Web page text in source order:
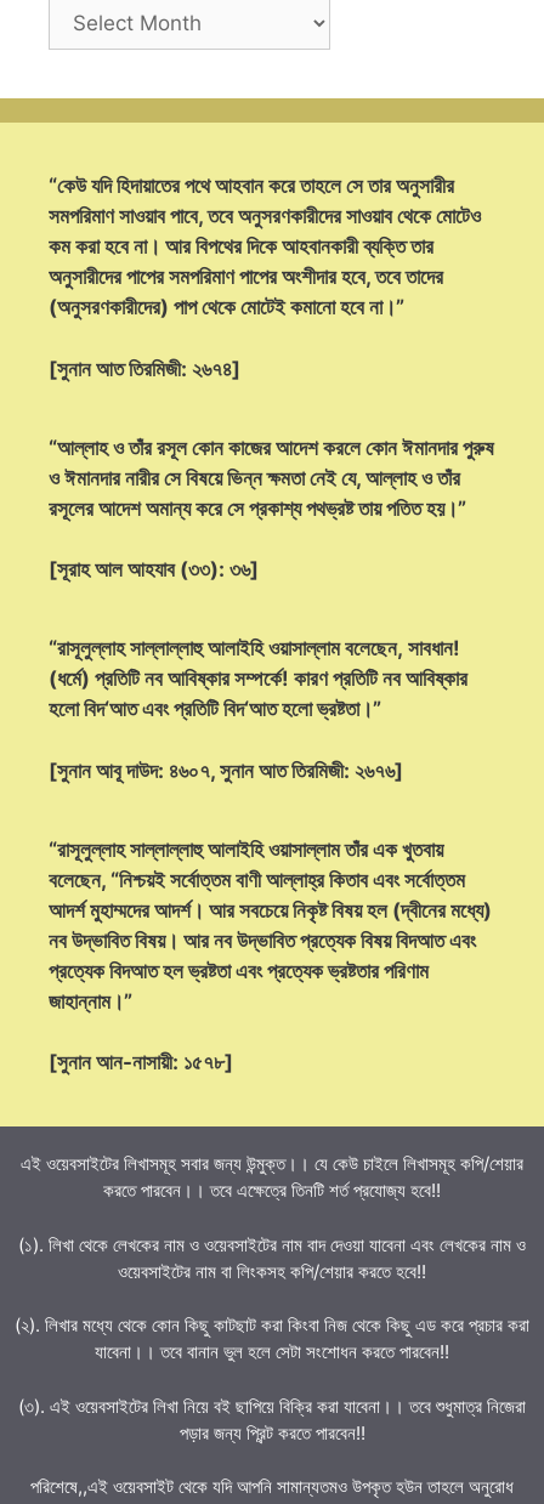
Archives
“কেউ যদি হিদায়াতের পথে আহবান করে তাহলে সে তার অনুসারীর
সমপরিমাণ সাওয়াব পাবে, তবে অনুসরণকারীদের সাওয়াব থেকে মোটেও
কম করা হবে না। আর বিপথের দিকে আহবানকারী ব্যক্তি তার
অনুসারীদের পাপের সমপরিমাণ পাপের অংশীদার হবে, তবে তাদের
(অনুসরণকারীদের) পাপ থেকে মোটেই কমানো হবে না।”
[সুনান আত তিরমিজী: ২৬৭৪]
“আল্লাহ ও তাঁর রসূল কোন কাজের আদেশ করলে কোন ঈমানদার পুরুষ
ও ঈমানদার নারীর সে বিষয়ে ভিন্ন ক্ষমতা নেই যে, আল্লাহ ও তাঁর
রসূলের আদেশ অমান্য করে সে প্রকাশ্য পথভ্রষ্ট তায় পতিত হয়।”
[সূরাহ আল আহযাব (৩৩): ৩৬]
“রাসূলুল্লাহ সাল্লাল্লাহু আলাইহি ওয়াসাল্লাম বলেছেন, সাবধান!
(ধর্মে) প্রতিটি নব আবিষ্কার সম্পর্কে! কারণ প্রতিটি নব আবিষ্কার
হলো বিদ‘আত এবং প্রতিটি বিদ‘আত হলো ভ্রষ্টতা।”
[সুনান আবূ দাউদ: ৪৬০৭, সুনান আত তিরমিজী: ২৬৭৬]
“রাসূলুল্লাহ সাল্লাল্লাহু আলাইহি ওয়াসাল্লাম তাঁর এক খুতবায়
বলেছেন, “নিশ্চয়ই সর্বোত্তম বাণী আল্লাহ্‌র কিতাব এবং সর্বোত্তম
আদর্শ মুহাম্মদের আদর্শ। আর সবচেয়ে নিকৃষ্ট বিষয় হল (দ্বীনের মধ্যে)
নব উদ্ভাবিত বিষয়। আর নব উদ্ভাবিত প্রত্যেক বিষয় বিদআত এবং
প্রত্যেক বিদআত হল ভ্রষ্টতা এবং প্রত্যেক ভ্রষ্টতার পরিণাম
জাহান্নাম।”
[সুনান আন-নাসায়ী: ১৫৭৮]
এই ওয়েবসাইটের লিখাসমূহ সবার জন্য উন্মুক্ত।। যে কেউ চাইলে লিখাসমূহ কপি/শেয়ার
করতে পারবেন।। তবে এক্ষেত্রে তিনটি শর্ত প্রযোজ্য হবে!!
(১). লিখা থেকে লেখকের নাম ও ওয়েবসাইটের নাম বাদ দেওয়া যাবেনা এবং লেখকের নাম ও
ওয়েবসাইটের নাম বা লিংকসহ কপি/শেয়ার করতে হবে!!
(২). লিখার মধ্যে থেকে কোন কিছু কাটছাট করা কিংবা নিজ থেকে কিছু এড করে প্রচার করা
যাবেনা।। তবে বানান ভুল হলে সেটা সংশোধন করতে পারবেন!!
(৩). এই ওয়েবসাইটের লিখা নিয়ে বই ছাপিয়ে বিক্রি করা যাবেনা।। তবে শুধুমাত্র নিজেরা
পড়ার জন্য প্রিন্ট করতে পারবেন!!
পরিশেষে,,এই ওয়েবসাইট থেকে যদি আপনি সামান্যতমও উপকৃত হউন তাহলে অনুরোধ